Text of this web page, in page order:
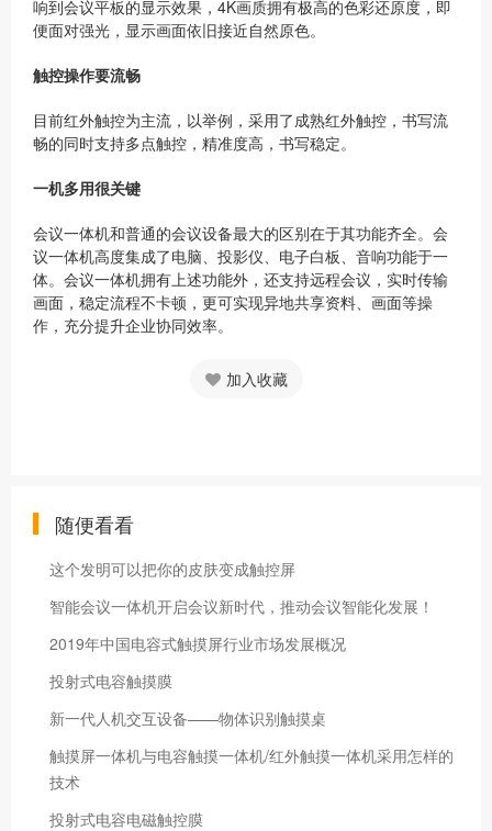
响到会议平板的显示效果，4K画质拥有极高的色彩还原度，即
便面对强光，显示画面依旧接近自然原色。
触控操作要流畅
目前红外触控为主流，以举例，采用了成熟红外触控，书写流
畅的同时支持多点触控，精准度高，书写稳定。
一机多用很关键
会议一体机和普通的会议设备最大的区别在于其功能齐全。会
议一体机高度集成了电脑、投影仪、电子白板、音响功能于一
体。会议一体机拥有上述功能外，还支持远程会议，实时传输
画面，稳定流程不卡顿，更可实现异地共享资料、画面等操
作，充分提升企业协同效率。
加入收藏
随便看看
这个发明可以把你的皮肤变成触控屏
智能会议一体机开启会议新时代，推动会议智能化发展！
2019年中国电容式触摸屏行业市场发展概况
投射式电容触摸膜
新一代人机交互设备——物体识别触摸桌
触摸屏一体机与电容触摸一体机/红外触摸一体机采用怎样的
技术
投射式电容电磁触控膜